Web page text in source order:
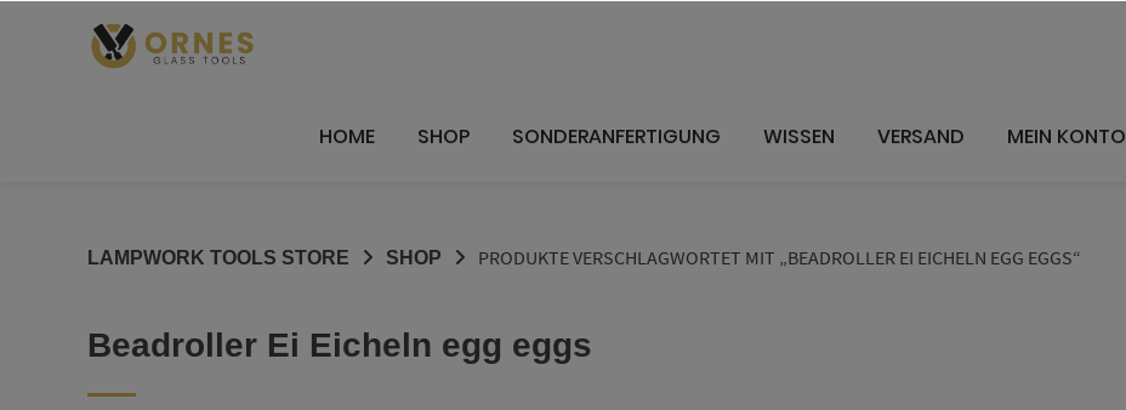
HOME SHOP SONDERANFERTIGUNG WISSEN VERSAND MEIN KONTO
LAMPWORK TOOLS STORE SHOP PRODUKTE VERSCHLAGWORTET MIT „BEADROLLER EI EICHELN EGG EGGS“
Beadroller Ei Eicheln egg eggs